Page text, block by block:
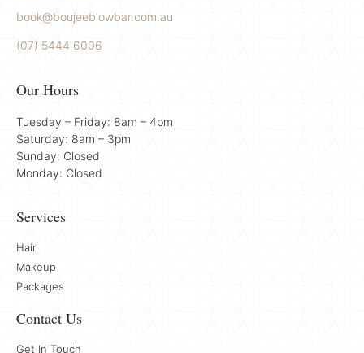
book@boujeeblowbar.com.au
(07) 5444 6006
Our Hours
Tuesday – Friday: 8am – 4pm
Saturday: 8am – 3pm
Sunday: Closed
Monday: Closed
Services
Hair
Makeup
Packages
Contact Us
Get In Touch